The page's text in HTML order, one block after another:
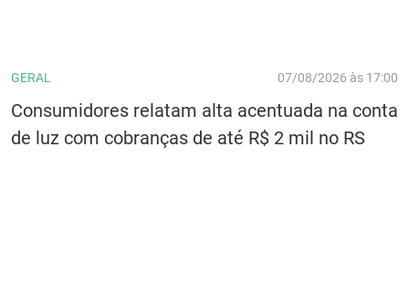
GERAL 07/08/2026 às 17:00
Consumidores relatam alta acentuada na conta
de luz com cobranças de até R$ 2 mil no RS